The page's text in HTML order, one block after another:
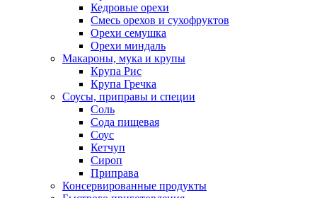
Кедровые орехи
Смесь орехов и сухофруктов
Орехи семушка
Орехи миндаль
Макароны, мука и крупы
Крупа Рис
Крупа Гречка
Соусы, приправы и специи
Соль
Сода пищевая
Соус
Кетчуп
Сироп
Приправа
Консервированные продукты